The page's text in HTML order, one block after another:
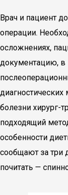
Врач и пациент
операции.
осложнениях,
документацию, в
болезни хирург-
подходящий
особенности
сообщают за три
почитать —